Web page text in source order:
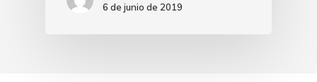
6 de junio de 2019